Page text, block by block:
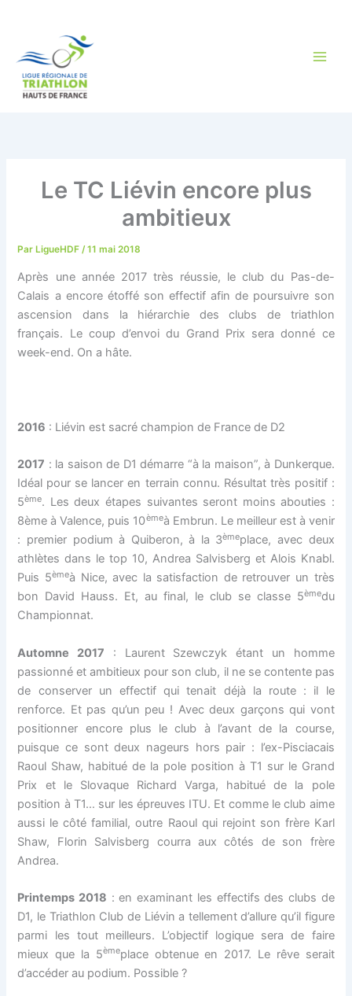
Le TC Liévin encore plus
ambitieux
ParLigueHDF /11 mai 2018
Après une année 2017 très réussie, le club du Pas-de-
Calais a encore étoffé son effectif afin de poursuivre son
ascension dans la hiérarchie des clubs de triathlon
français. Le coup d’envoi du Grand Prix sera donné ce
week-end. On a hâte.
2016 : Liévin est sacré champion de France de D2
2017 : la saison de D1 démarre “à la maison”, à Dunkerque.
Idéal pour se lancer en terrain connu. Résultat très positif :
5ème. Les deux étapes suivantes seront moins abouties :
8ème à Valence, puis 10èmeà Embrun. Le meilleur est à venir
: premier podium à Quiberon, à la 3èmeplace, avec deux
athlètes dans le top 10, Andrea Salvisberg et Alois Knabl.
Puis 5èmeà Nice, avec la satisfaction de retrouver un très
bon David Hauss. Et, au final, le club se classe 5èmedu
Championnat.
Automne 2017 : Laurent Szewczyk étant un homme
passionné et ambitieux pour son club, il ne se contente pas
de conserver un effectif qui tenait déjà la route : il le
renforce. Et pas qu’un peu ! Avec deux garçons qui vont
positionner encore plus le club à l’avant de la course,
puisque ce sont deux nageurs hors pair : l’ex-Pisciacais
Raoul Shaw, habitué de la pole position à T1 sur le Grand
Prix et le Slovaque Richard Varga, habitué de la pole
position à T1… sur les épreuves ITU. Et comme le club aime
aussi le côté familial, outre Raoul qui rejoint son frère Karl
Shaw, Florin Salvisberg courra aux côtés de son frère
Andrea.
Printemps 2018 : en examinant les effectifs des clubs de
D1, le Triathlon Club de Liévin a tellement d’allure qu’il figure
parmi les tout meilleurs. L’objectif logique sera de faire
mieux que la 5èmeplace obtenue en 2017. Le rêve serait
d’accéder au podium. Possible ?